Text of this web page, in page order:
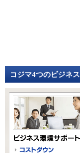
コジマ4つのビジネ